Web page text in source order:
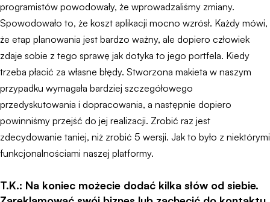
programistów powodowały, że wprowadzaliśmy zmiany.
Spowodowało to, że koszt aplikacji mocno wzrósł. Każdy mówi,
że etap planowania jest bardzo ważny, ale dopiero człowiek
zdaje sobie z tego sprawę jak dotyka to jego portfela. Kiedy
trzeba płacić za własne błędy. Stworzona makieta w naszym
przypadku wymagała bardziej szczegółowego
przedyskutowania i dopracowania, a następnie dopiero
powinniśmy przejść do jej realizacji. Zrobić raz jest
zdecydowanie taniej, niż zrobić 5 wersji. Jak to było z niektórymi
funkcjonalnościami naszej platformy.
T.K.: Na koniec możecie dodać kilka słów od siebie.